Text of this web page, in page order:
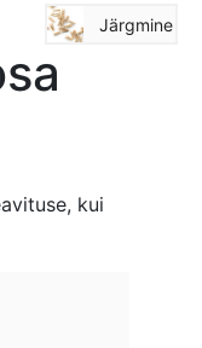
Järgmine
kui